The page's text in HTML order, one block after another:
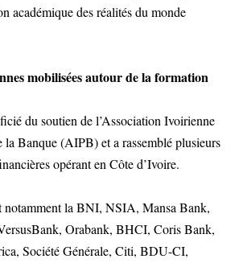
académique des réalités du monde
mobilisées autour de la formation
du soutien de l’Association Ivoirienne
la Banque (AIPB) et a rassemblé plusieurs
opérant en Côte d’Ivoire.
notamment la BNI, NSIA, Mansa Bank,
Orabank, BHCI, Coris Bank,
Société Générale, Citi, BDU-CI,